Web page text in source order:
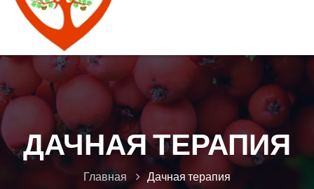
ДАЧНАЯ ТЕРАПИЯ
Главная Дачная терапия